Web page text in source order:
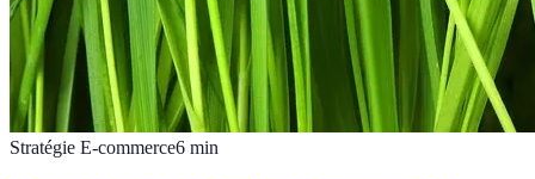
Stratégie E-commerce6 min